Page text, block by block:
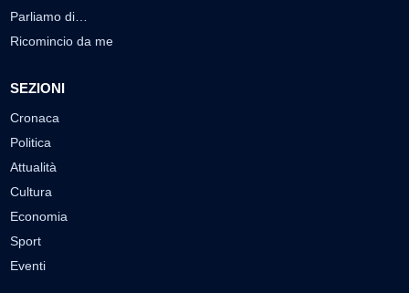
Parliamo di…
Ricomincio da me
SEZIONI
Cronaca
Politica
Attualità
Cultura
Economia
Sport
Eventi